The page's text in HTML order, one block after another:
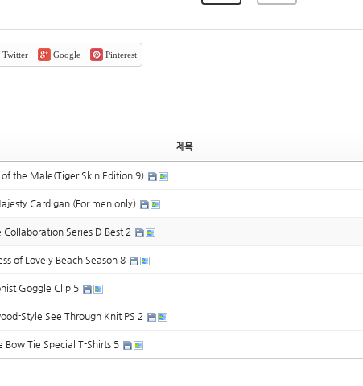
Twitter Google Pinterest
제목
the Male(Tiger Skin Edition 9)
Cardigan (For men only)
Collaboration Series D Best 2
of Lovely Beach Season 8
Goggle Clip 5
Style See Through Knit PS 2
Bow Tie Special T-Shirts 5